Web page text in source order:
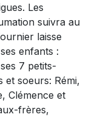
Les
suivra au
laisse
enfants :
7 petits-
et soeurs: Rémi,
Clémence et
frères,